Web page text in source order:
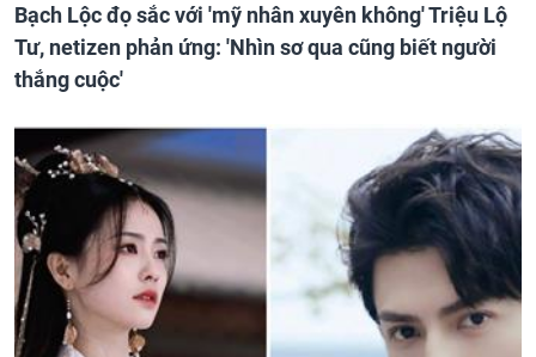
Bạch Lộc đọ sắc với 'mỹ nhân xuyên không' Triệu Lộ
Tư, netizen phản ứng: 'Nhìn sơ qua cũng biết người
thắng cuộc'